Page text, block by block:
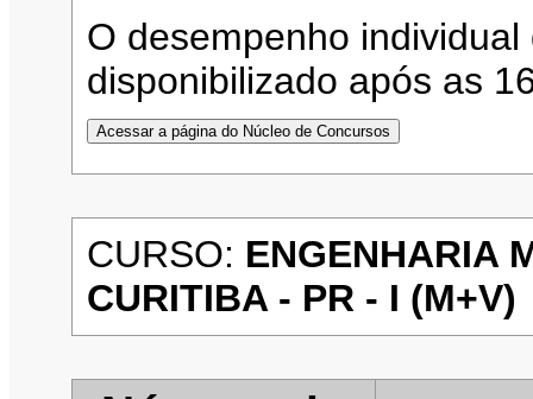
O desempenho
disponibilizado após as
CURSO: ENGENHARIA
CURITIBA - PR - I (M+V)